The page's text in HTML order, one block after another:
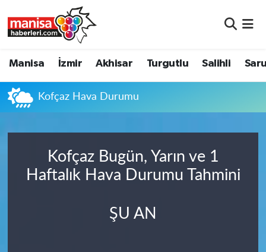
Manisa İzmir Akhisar Turgutlu Salihli
Kofçaz Hava Durumu
Kofçaz Bugün, Yarın ve 1
Haftalık Hava Durumu Tahmini
ŞU AN
Akhisar
Turgutlu
Salihli
Manisa Nöbetçi Eczaneler
Manisa Namaz Vakitleri
Manisa Trafik Yoğunluk Haritası
Süper Lig Puan Durumu ve Fikstür